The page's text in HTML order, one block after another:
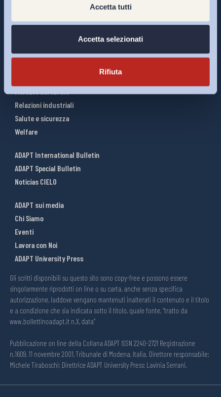
Accetta tutti
Accetta selezionati
Rifiuta
Interventi ADAPT
Relazioni industriali
Salute e sicurezza
Welfare
ADAPT International Bulletin
ADAPT Special Bulletin
Noticias CIELO
ADAPT sui media
Chi Siamo
Eventi
Lavora con Noi
ADAPT University Press
Gli scritti disponibili su questo sito sono copy-free e possono essere
singolarmente riprodotti on line o su carta, anche senza specifica
autorizzazione, laddove vengano mantenuti inalterati il contenuto e il titolo
e a condizione che sia indicata sotto il titolo, quale fonte, “tratto da
www.bollettinoadapt.it n.X, data“
Pubblicazione on line della Collana ADAPT ISSN 2240-2721 Registrazione
n.1609, 11 novembre 2001, Tribunale di Modena, Italia. Direttore responsabile:
Michele Tiraboschi; Direttrice ADAPT University Press: Lavinia Serrani.